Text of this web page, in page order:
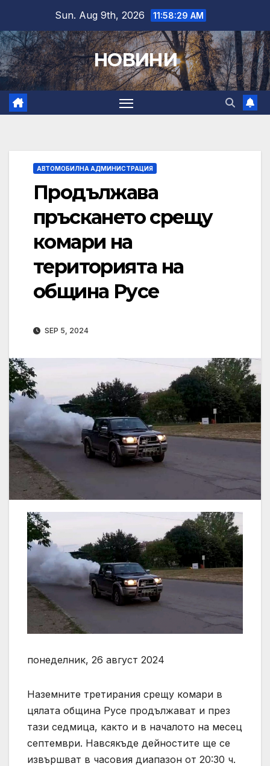
content
Sun. Aug 9th, 2026 11:58:30 AM
НОВИНИ
АВТОМОБИЛНА АДМИНИСТРАЦИЯ
Продължава
пръскането срещу
комари на
територията на
община Русе
SEP 5, 2024
понеделник, 26 август 2024
Наземните третирания срещу комари в
цялата община Русе продължават и през
тази седмица, както и в началото на месец
септември. Навсякъде дейностите ще се
извършват в часовия диапазон от 20:30 ч.